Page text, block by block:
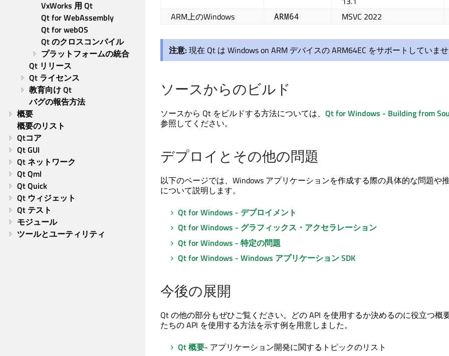
VxWorks 用 Qt
Qt for WebAssembly
Qt for webOS
Qt のクロスコンパイル
プラットフォームの統合
Qt リリース
Qt ライセンス
教育向け Qt
バグの報告方法
概要
概要のリスト
Qtコア
Qt GUI
Qt ネットワーク
Qt Qml
Qt Quick
Qt ウィジェット
Qt テスト
モジュール
ツールとユーティリティ
ARM上のWindows
ARM64 MSVC 2022
注意: 現在 Qt は Windows on ARM デバイスの ARM64EC をサポートしていませ
ソースからのビルド
ソースから Qt をビルドする方法については、 Qt for Windows - Building from
参照してください。
デプロイとその他の問題
以下のページでは、Windows アプリケーションを作成する際の具体的な問題や
について説明します。
Qt for Windows - デプロイメント
Qt for Windows - グラフィックス・アクセラレーション
Qt for Windows - 特定の問題
Qt for Windows - Windows アプリケーション SDK
今後の展開
Qt の他の部分もぜひご覧ください。どの API を使用するか決めるのに役立つ概
たちの API を使用する方法を示す例を用意しました。
Qt 概要- アプリケーション開発に関するトピックのリスト